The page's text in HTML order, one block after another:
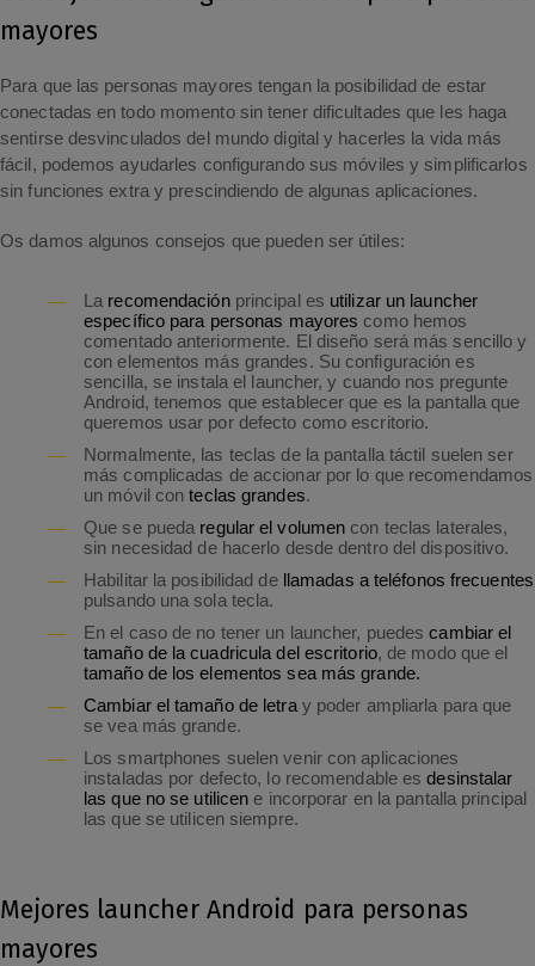
mayores
Para que las personas mayores tengan la posibilidad de estar
conectadas en todo momento sin tener dificultades que les haga
sentirse desvinculados del mundo digital y hacerles la vida más
fácil, podemos ayudarles configurando sus móviles y simplificarlos
sin funciones extra y prescindiendo de algunas aplicaciones.
Os damos algunos consejos que pueden ser útiles:
La recomendaciónprincipal es utilizar un launcher
específico para personas mayores como hemos
comentado anteriormente. El diseño será más sencillo y
con elementos más grandes. Su configuración es
sencilla, se instala el launcher, y cuando nos pregunte
Android, tenemos que establecer que es la pantalla que
queremos usar por defecto como escritorio.
Normalmente, las teclas de la pantalla táctil suelen ser
más complicadas de accionar por lo que recomendamos
un móvil conteclas grandes.
Que se pueda regular el volumen con teclas laterales,
sin necesidad de hacerlo desde dentro del dispositivo.
Habilitar la posibilidad de
llamadas a teléfonos frecuentes
pulsando una sola tecla.
En el caso de no tener un launcher, puedescambiar el
tamaño de la cuadricula del escritorio, de modo que el
tamaño de los elementos sea más grande.
Cambiar el tamaño de letray poder ampliarla para que
se vea más grande.
Los smartphones suelen venir con aplicaciones
instaladas por defecto, lo recomendable esdesinstalar
las que no se utilicen e incorporar en la pantalla principal
las que se utilicen siempre.
Mejores launcher Android para personas
mayores